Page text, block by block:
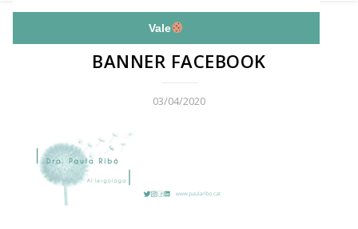
BANNER FACEBOOK
03/04/2020
Vale